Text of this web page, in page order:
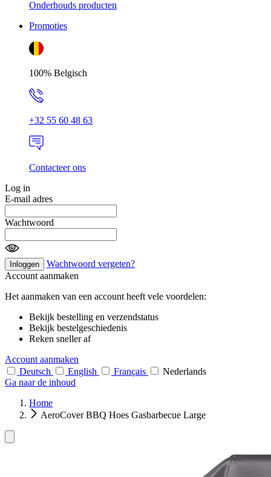
Onderhouds producten
Promoties
100% Belgisch
+32 55 60 48 63
Contacteer ons
Log in
E-mail adres
Wachtwoord
Inloggen
Wachtwoord vergeten?
Account aanmaken
Het aanmaken van een account heeft vele voordelen:
Bekijk bestelling en verzendstatus
Bekijk bestelgeschiedenis
Reken sneller af
Account aanmaken
Deutsch
English Français
Nederlands
Ga naar de inhoud
Home
AeroCover BBQ Hoes Gasbarbecue Large